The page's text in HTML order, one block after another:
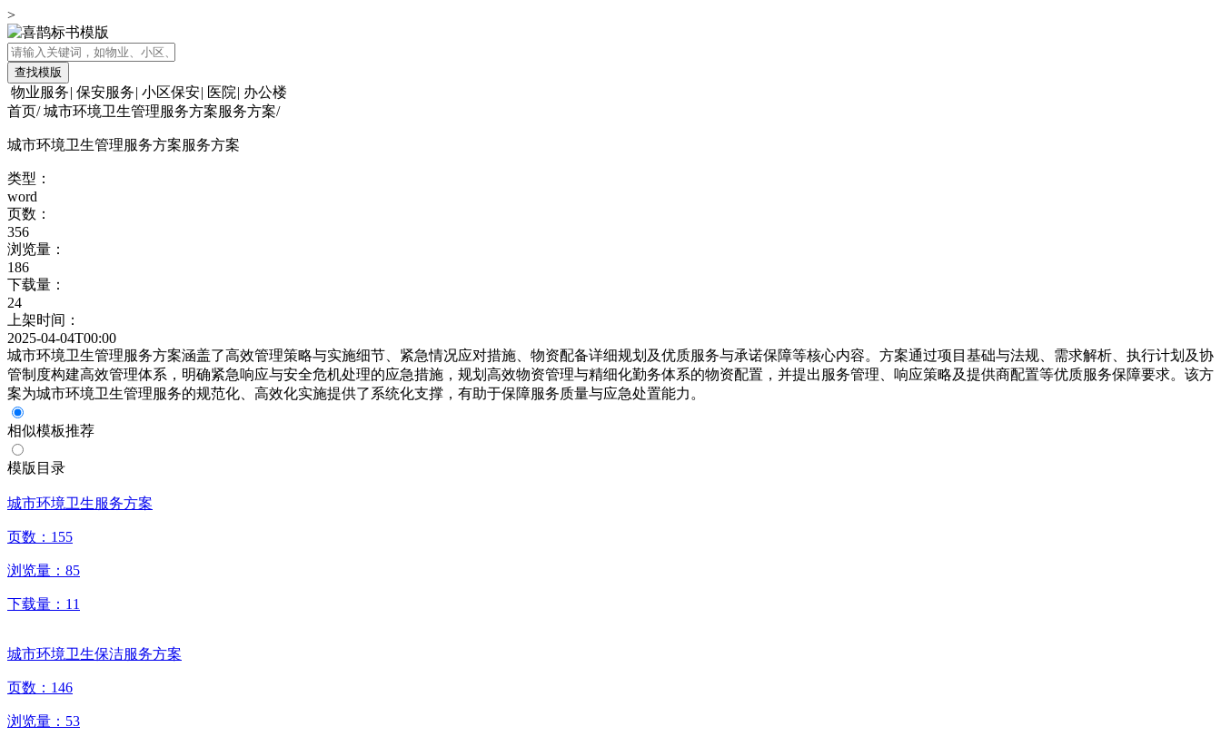
>
查找模版
物业服务| 保安服务| 小区保安| 医院| 办公楼
首页/ 城市环境卫生管理服务方案服务方案/
城市环境卫生管理服务方案服务方案
类型：
word
页数：
356
浏览量：
186
下载量：
24
上架时间：
2025-04-04T00:00
城市环境卫生管理服务方案涵盖了高效管理策略与实施细节、紧急情况应对措施、物资配备详细规划及优质服务与承诺保障等核心内容。方案通过项目基础与法规、需求解析、执行计划及协
管制度构建高效管理体系，明确紧急响应与安全危机处理的应急措施，规划高效物资管理与精细化勤务体系的物资配置，并提出服务管理、响应策略及提供商配置等优质服务保障要求。该方
案为城市环境卫生管理服务的规范化、高效化实施提供了系统化支撑，有助于保障服务质量与应急处置能力。
相似模板推荐
模版目录
城市环境卫生服务方案
页数： 155
浏览量： 85
下载量： 11
城市环境卫生保洁服务方案
页数： 146
浏览量： 53